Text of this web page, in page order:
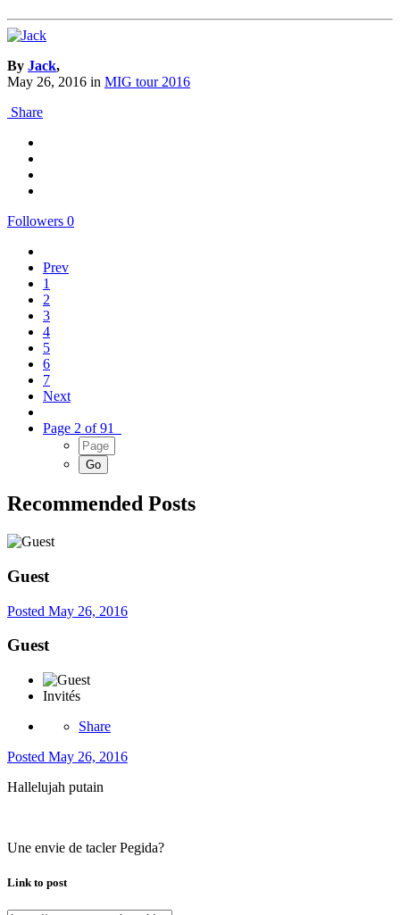
By Jack,
May 26, 2016 in MIG tour 2016
Share
Followers 0
Prev
1
2
3
4
5
6
7
Next
Page 2 of 91
Recommended Posts
Guest
Posted May 26, 2016
Guest
Invités
Share
Posted May 26, 2016
Hallelujah putain
Une envie de tacler Pegida?
Link to post